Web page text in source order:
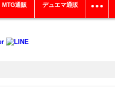
MTG通販 デュエマ通販